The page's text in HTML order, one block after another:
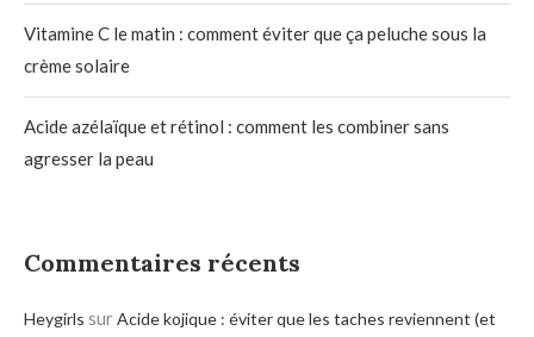
Vitamine C le matin : comment éviter que ça peluche sous la
crème solaire
Acide azélaïque et rétinol : comment les combiner sans
agresser la peau
Commentaires récents
Heygirls surAcide kojique : éviter que les taches reviennent (et